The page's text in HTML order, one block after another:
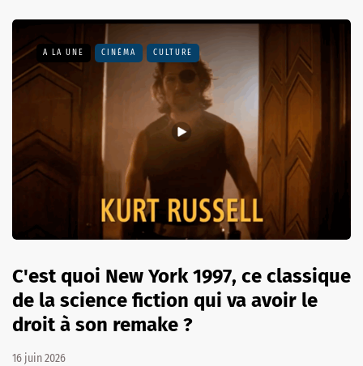
A LA UNE CINÉMA CULTURE
C'est quoi New York 1997, ce classique
de la science fiction qui va avoir le
droit à son remake ?
16 juin 2026